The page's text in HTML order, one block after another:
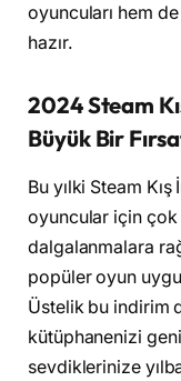
oyuncuları hem
hazır.
2024 Steam
Büyük Bir
Bu yılki Steam
oyuncular için çok
dalgalanmalara
popüler oyun
Üstelik bu indirim
kütüphanenizi
sevdiklerinize